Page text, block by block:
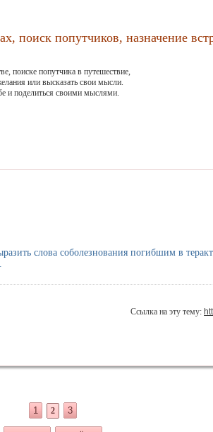
поиск попутчиков, назначение
поиске попутчика в путешествие,
или высказать свои мысли.
и поделиться своими мыслями.
слова соболезнования погибшим в
Ссылка на эту тему:
1 2 3